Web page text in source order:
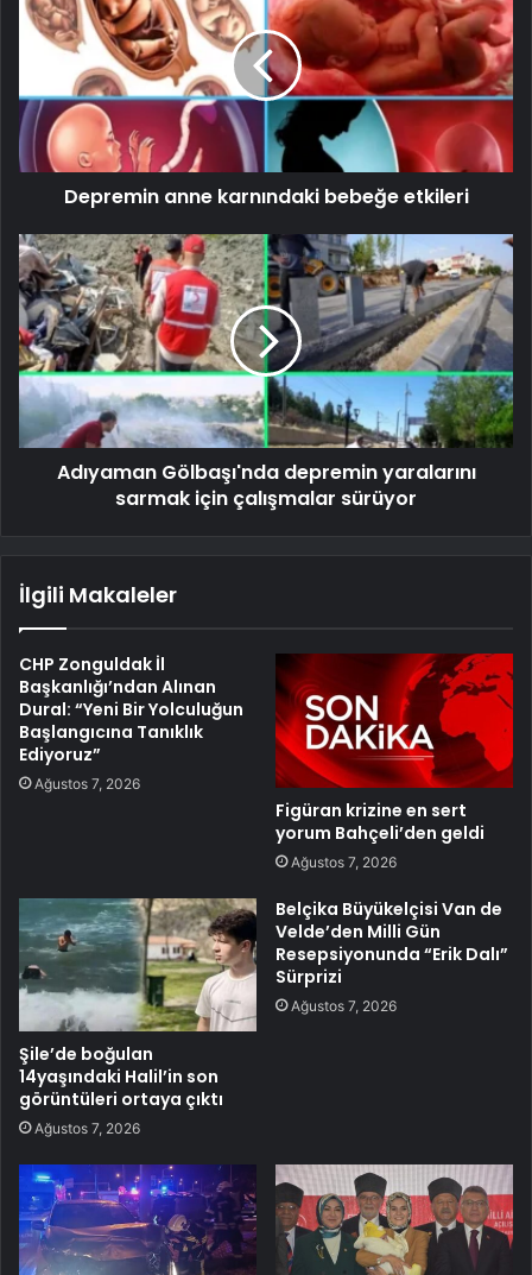
Depremin anne karnındaki bebeğe etkileri
Adıyaman Gölbaşı'nda depremin yaralarını
sarmak için çalışmalar sürüyor
İlgili Makaleler
CHP Zonguldak İl
Başkanlığı’ndan Alınan
Dural: “Yeni Bir Yolculuğun
Başlangıcına Tanıklık
Ediyoruz”
Ağustos 7, 2026
Figüran krizine en sert
yorum Bahçeli’den geldi
Ağustos 7, 2026
Şile’de boğulan
14yaşındaki Halil’in son
görüntüleri ortaya çıktı
Ağustos 7, 2026
Belçika Büyükelçisi Van de
Velde’den Milli Gün
Resepsiyonunda “Erik Dalı”
Sürprizi
Ağustos 7, 2026